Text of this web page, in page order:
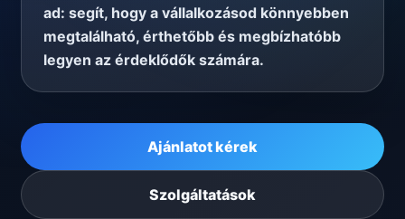
ad: segít, hogy a vállalkozásod könnyebben
megtalálható, érthetőbb és megbízhatóbb
legyen az érdeklődők számára.
Ajánlatot kérek
Szolgáltatások